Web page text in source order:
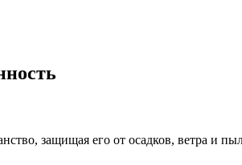
защищая его от осадков, ветра и